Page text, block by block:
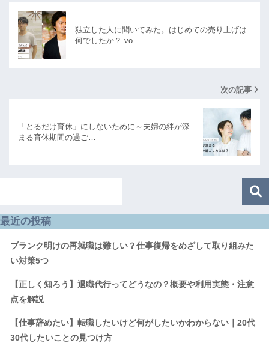
独立した人に聞いてみた。はじめての売り上げは
何でしたか？ vo…
次の記事
「とるだけ育休」にしないために～夫婦の絆が深
まる育休期間の過ご…
最近の投稿
ブランク明けの再就職は難しい？仕事復帰をめざして取り組みた
い対策5つ
【正しく知ろう】退職代行ってどうなの？概要や利用実態・注意
点を解説
【仕事辞めたい】転職したいけど何がしたいかわからない｜20代
30代したいことの見つけ方